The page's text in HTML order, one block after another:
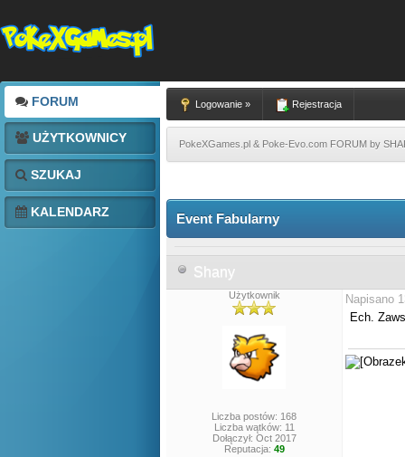
FORUM
UŻYTKOWNICY
SZUKAJ
KALENDARZ
Logowanie » Rejestracja
PokeXGames.pl & Poke-Evo.com FORUM by
Event Fabularny
Shany
Użytkownik
Liczba postów: 168
Liczba wątków: 11
Dołączył: Oct 2017
Reputacja: 49
Napisano
Ech.